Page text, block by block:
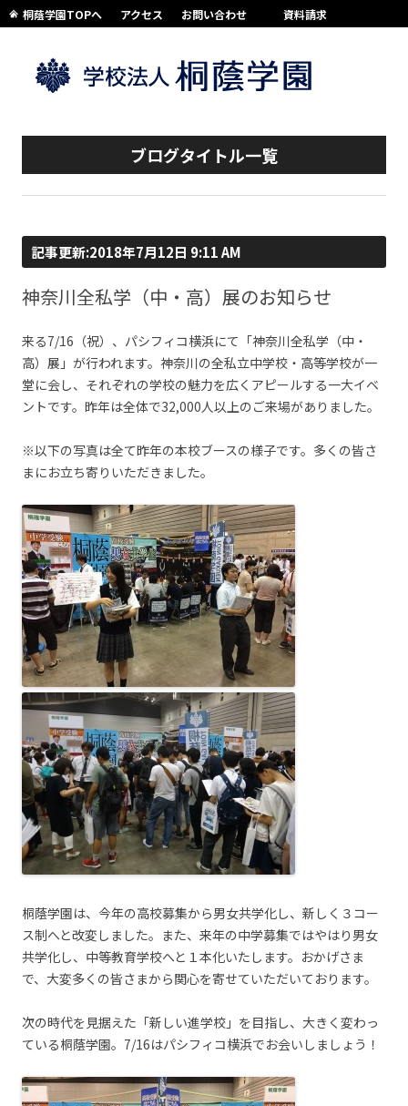
桐蔭学園TOPへ アクセス お問い合わせ 資料請求
ブログタイトル一覧
記事更新:2018年7月12日 9:11 AM
神奈川全私学（中・高）展のお知らせ
来る7/16（祝）、パシフィコ横浜にて「神奈川全私学（中・
高）展」が行われます。神奈川の全私立中学校・高等学校が一
堂に会し、それぞれの学校の魅力を広くアピールする一大イベ
ントです。昨年は全体で32,000人以上のご来場がありました。
※以下の写真は全て昨年の本校ブースの様子です。多くの皆さ
まにお立ち寄りいただきました。
桐蔭学園は、今年の高校募集から男女共学化し、新しく３コー
ス制へと改変しました。また、来年の中学募集ではやはり男女
共学化し、中等教育学校へと１本化いたします。おかげさま
で、大変多くの皆さまから関心を寄せていただいております。
次の時代を見据えた「新しい進学校」を目指し、大きく変わっ
ている桐蔭学園。7/16はパシフィコ横浜でお会いしましょう！